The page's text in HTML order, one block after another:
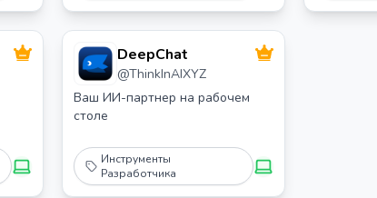
https://www.cdata.com/solutions/mcp
DeepChat
@ThinkInAIXYZ
Ваш ИИ-партнер на рабочем
столе
Инструменты
Разработчика